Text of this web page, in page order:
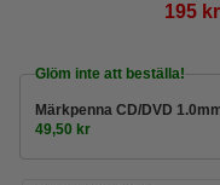
195 kr
Glöm inte att beställa!
Märkpenna CD/DVD
49,50 kr